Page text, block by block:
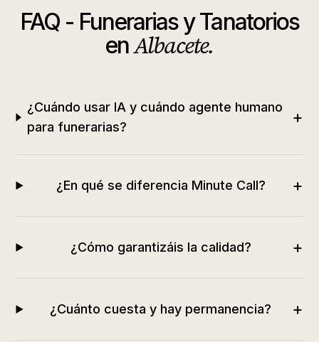
FAQ - Funerarias y Tanatorios
enAlbacete.
¿Cuándo usar IA y cuándo agente humano
para funerarias?
+
¿En qué se diferencia Minute Call? +
¿Cómo garantizáis la calidad? +
¿Cuánto cuesta y hay permanencia? +